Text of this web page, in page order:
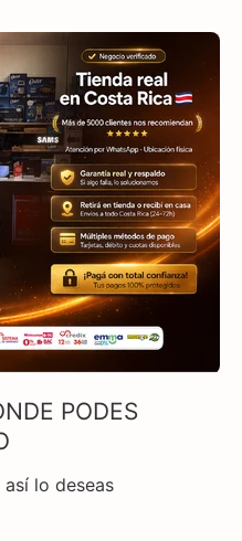
PODES
lo deseas